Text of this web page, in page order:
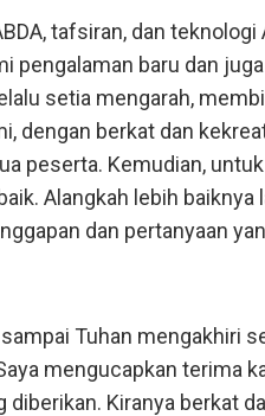
tafsiran, dan
pengalaman baru dan
setia mengarah,
dengan berkat dan
peserta. Kemudian,
Alangkah lebih
dan pertanyaan
Tuhan mengakhiri
mengucapkan terima
Kiranya berkat